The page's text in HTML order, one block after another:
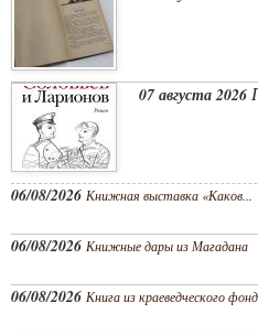
07 августа 2026
06/08/2026 Книжная выставка «Каков...
06/08/2026 Книжные дары из Магадана
06/08/2026 Книга из краеведческого